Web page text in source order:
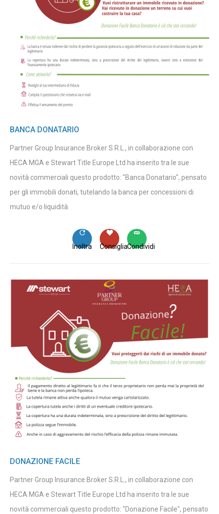
BANCA DONATARIO
Partner Group Insurance Broker S.R.L., in collaborazione con
HECA MGA e Stewart Title Europe Ltd ha inserito tra le sue
novità commerciali questo prodotto: "Banca Donatario", pensato
per gli immobili donati, tutelando la banca per concessioni di
mutuo e/o liquidità.
Condividi
Consiglia
Inoltra
DONAZIONE FACILE
Partner Group Insurance Broker S.R.L., in collaborazione con
HECA MGA e Stewart Title Europe Ltd ha inserito tra le sue
novità commerciali questo prodotto: "Donazione Facile", pensato